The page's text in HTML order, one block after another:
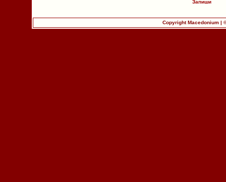
Запиши
Copyright Macedonium |